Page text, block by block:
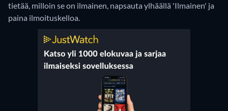
tietää, milloin se on ilmainen, napsauta ylhäällä 'Ilmainen' ja
paina ilmoituskelloa.